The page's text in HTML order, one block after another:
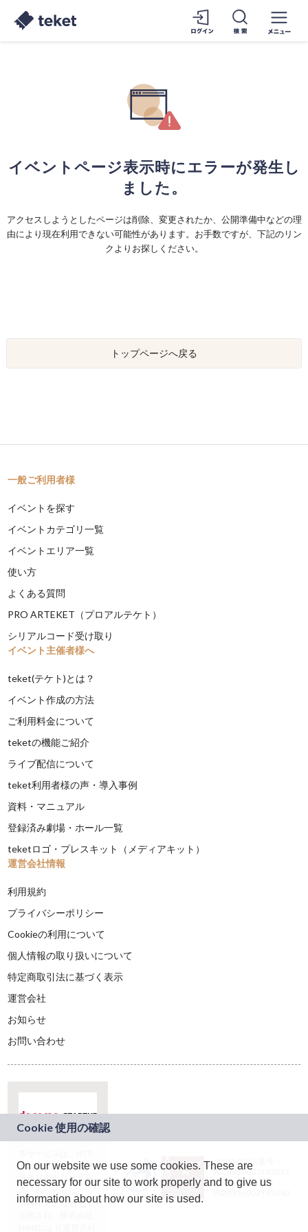
イベントページ表示時にエラーが発生し
ました。
アクセスしようとしたページは削除、変更されたか、公開準備中などの理
由により現在利用できない可能性があります。お手数ですが、下記のリン
クよりお探しください。
トップページへ戻る
一般ご利用者様
イベントを探す
イベントカテゴリ一覧
イベントエリア一覧
使い方
よくある質問
PRO ARTEKET（プロアルテケト）
シリアルコード受け取り
イベント主催者様へ
teket(テケト)とは？
イベント作成の方法
ご利用料金について
teketの機能ご紹介
ライブ配信について
teket利用者様の声・導入事例
資料・マニュアル
登録済み劇場・ホール一覧
teketロゴ・プレスキット（メディアキット）
運営会社情報
利用規約
プライバシーポリシー
Cookieの利用について
個人情報の取り扱いについて
特定商取引法に基づく表示
運営会社
お知らせ
お問い合わせ
ドコモグループの新
規事業創出プログラ
ム「docomo
STARTUP」を通じて
JASRAC許諾番号：
9024936001Y45037
JASRAC許諾番号：
On our website we use some cookies. These are
necessary for our site to work properly and to give us
information about how our site is used.